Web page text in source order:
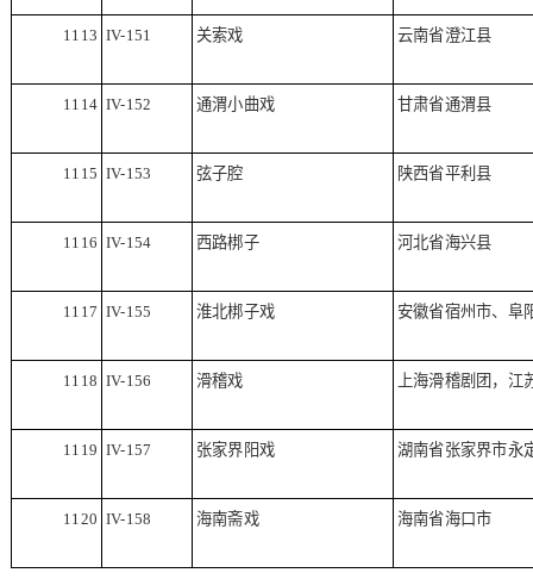
1113 IV-151 关索戏 云南省澄江县
1114 IV-152 通渭小曲戏 甘肃省通渭县
1115 IV-153 弦子腔 陕西省平利县
1116 IV-154 西路梆子 河北省海兴县
1117 IV-155 淮北梆子戏 安徽省宿州市、阜
1118 IV-156 滑稽戏 上海滑稽剧团，江
1119 IV-157 张家界阳戏 湖南省张家界市永
1120 IV-158 海南斋戏 海南省海口市